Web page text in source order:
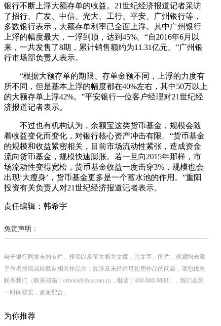
银行不断上浮大额存单的收益。21世纪经济报道记者采访
了招行、广发、中信、光大、工行、平安、广州银行等，
多数银行表示，大额存单利率已全面上浮。其中广州银行
上浮的幅度最大，一浮到顶，达到45%。“自2016年6月以
来，一共发售了8期，累计销售额约为11.31亿元。”广州银
行市场部负责人表示。
“根据大额存单的期限、存单金额不同，上浮的力度有
所不同，但是基本上浮的幅度都在40%左右，其中50万以上
的大额存单上浮42%。”平安银行一位客户经理对21世纪经
济报道记者表示。
不过也有机构认为，余额宝这类货币基金，规模会随
着收益变化而变化，对银行核心资产冲击有限。“货币基金
的规模和收益紧密相关，目前市场流动性紧张，造成资金
流向货币基金，规模快速膨胀。若一旦向2015年那样，市
场流动性变得宽松，货币基金收益一度击穿3%，规模也会
出现‘大瘦身’，货币基金更多是一个蓄水池的作用。”重阳
投资有关负责人对21世纪经济报道记者表示。
责任编辑：韩希宇
免责声明：
电子银行网发布的专栏、投稿以及征文相关文章，其文字、图片、视频均来源
于作者投稿或转载自相关作品方；如涉及未经许可使用作品的问题，请您优先
联系我们（联系邮箱：cebnet@cfca.com.cn，电话：400-880-9888），我们会第
一时间核实，谢谢配合。
为你推荐